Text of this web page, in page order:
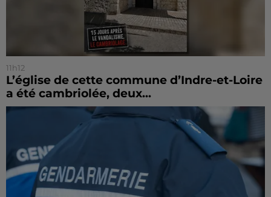
11h12
L’église de cette commune d’Indre-et-Loire
a été cambriolée, deux...